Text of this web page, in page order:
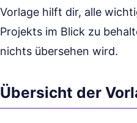
Vorlage hilft dir, alle
Projekts im Blick zu
nichts übersehen wird.
Übersicht der